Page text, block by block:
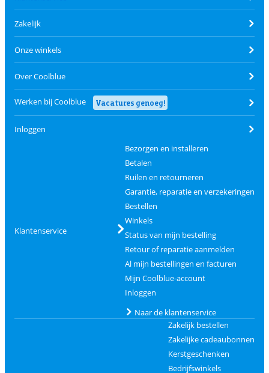
Zakelijk
Onze winkels
Over Coolblue
Werken bij Coolblue Vacatures genoeg!
Inloggen
Klantenservice
Bezorgen en installeren
Betalen
Ruilen en retourneren
Garantie, reparatie en verzekeringen
Bestellen
Winkels
Status van mijn bestelling
Retour of reparatie aanmelden
Al mijn bestellingen en facturen
Mijn Coolblue-account
Inloggen
Naar de klantenservice
Zakelijk bestellen
Zakelijke cadeaubonnen
Kerstgeschenken
Bedrijfswinkels